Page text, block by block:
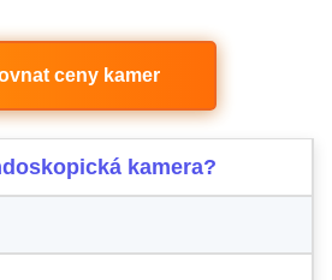
ceny kamer
kamera?